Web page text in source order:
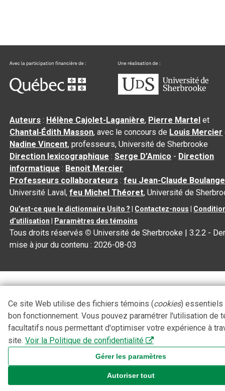
Auteurs : Hélène Cajolet-Laganière, Pierre Martel et
Chantal‑Édith Masson, avec le concours de Louis Mercier
Nadine Vincent, professeurs, Université de Sherbrooke
Direction lexicographique :Serge D’Amico - Direction
informatique : Benoit Mercier
Professeurs collaborateurs :feu Jean-Claude
Université Laval,feu Michel Théoret, Université de
Qu’est-ce que le dictionnaire Usito ? Contactez-nous
d’utilisation
Paramètres des témoins
Tous droits réservés © Université de Sherbrooke |3.2.2 -
mise à jour du contenu :2026-08-03
Ce site Web utilise des fichiers témoins (cookies) essentiels
bon fonctionnement. Vous pouvez paramétrer l'utilisation de
facultatifs nous permettant d'optimiser votre expérience à
site. Voir la Politique de confidentialité
Gérer les paramètres
Autoriser tout